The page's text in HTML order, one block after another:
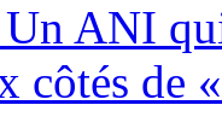
ANI
côtés de